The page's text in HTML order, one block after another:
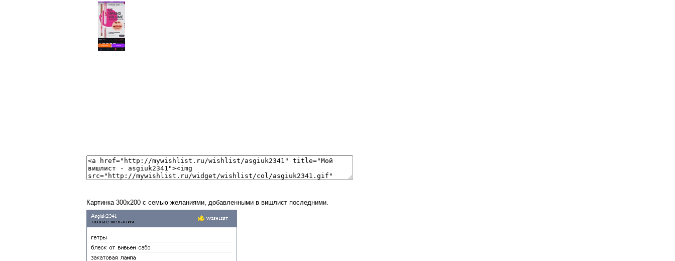
Картинка 300x200 с семью желаниями, добавленными в вишлист последними.